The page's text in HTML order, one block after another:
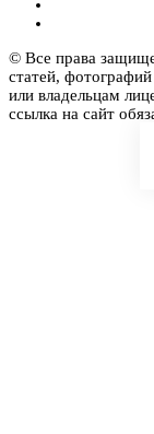
© Все права
статей,
или владельцам
ссылка на сайт